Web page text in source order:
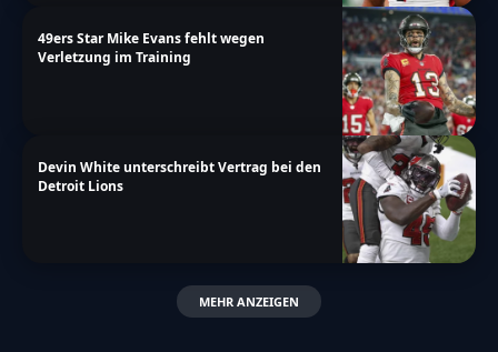
49ers Star Mike Evans fehlt wegen
Verletzung im Training
Devin White unterschreibt Vertrag bei den
Detroit Lions
MEHR ANZEIGEN